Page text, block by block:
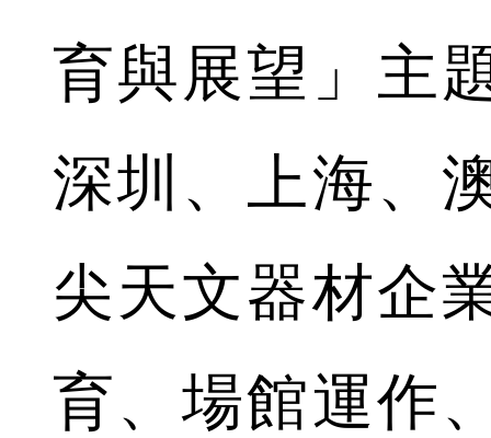
育與展望」主
深圳、上海、
尖天文器材企
育、場館運作